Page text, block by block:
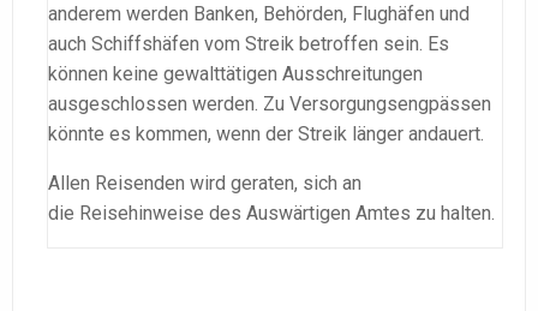
anderem werden Banken, Behörden, Flughäfen und
auch Schiffshäfen vom Streik betroffen sein. Es
können keine gewalttätigen Ausschreitungen
ausgeschlossen werden. Zu Versorgungsengpässen
könnte es kommen, wenn der Streik länger andauert.
Allen Reisenden wird geraten, sich an
die Reisehinweise des Auswärtigen Amtes zu halten.